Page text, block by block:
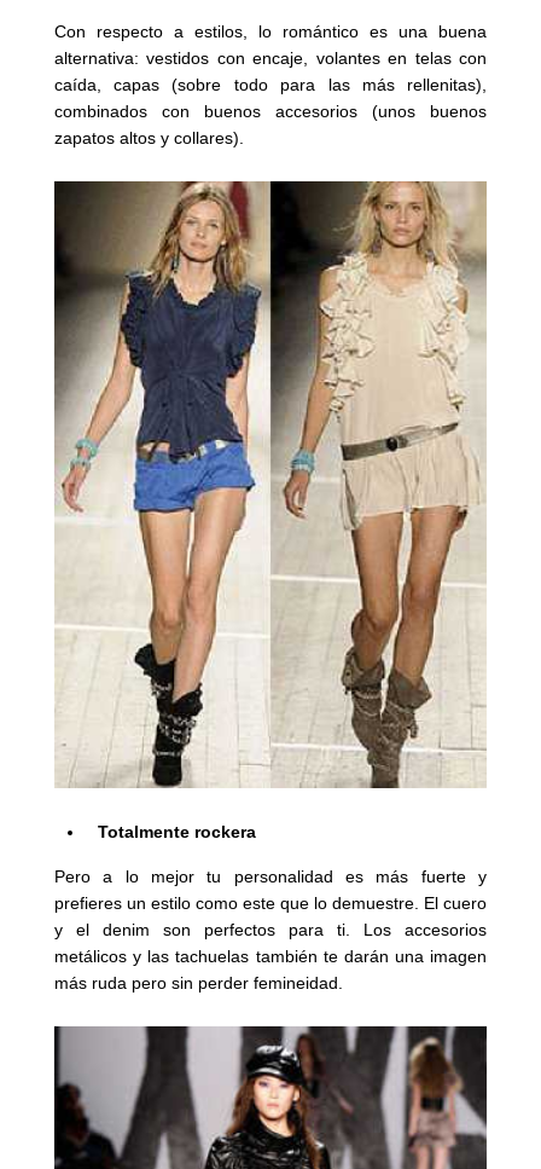
Con respecto a estilos, lo romántico es una buena
alternativa: vestidos con encaje, volantes en telas con
caída, capas (sobre todo para las más rellenitas),
combinados con buenos accesorios (unos buenos
zapatos altos y collares).
Totalmente rockera
Pero a lo mejor tu personalidad es más fuerte y
prefieres un estilo como este que lo demuestre. El cuero
y el denim son perfectos para ti. Los accesorios
metálicos y las tachuelas también te darán una imagen
más ruda pero sin perder femineidad.